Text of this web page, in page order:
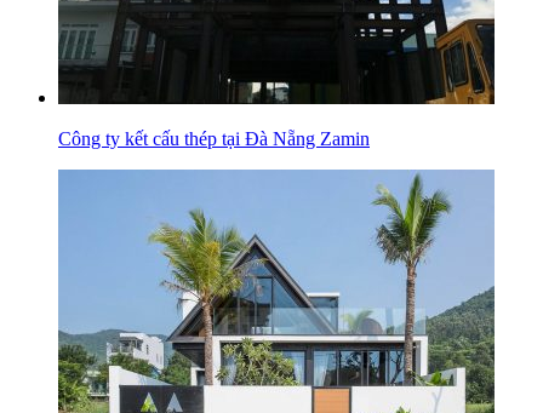
Công ty kết cấu thép tại Đà Nẵng Zamin